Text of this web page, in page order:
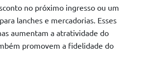
no próximo ingresso ou um
lanches e mercadorias. Esses
aumentam a atratividade do
promovem a fidelidade do